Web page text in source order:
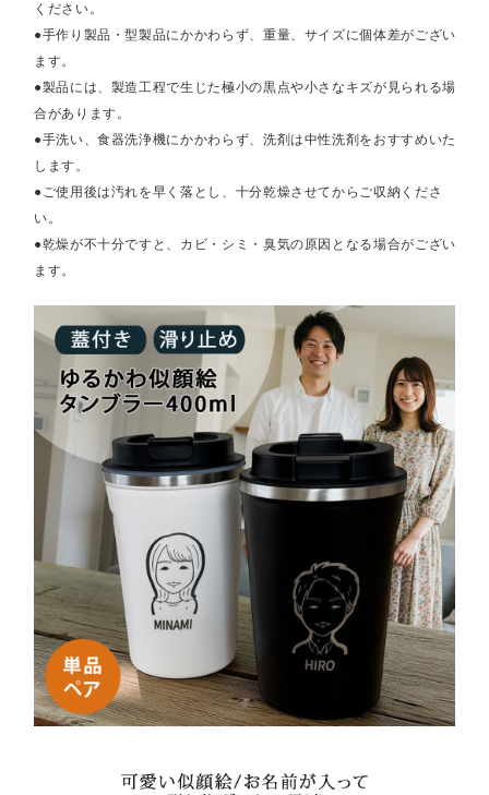
ください。
●手作り製品・型製品にかかわらず、重量、サイズに個体差がござい
ます。
●製品には、製造工程で生じた極小の黒点や小さなキズが見られる場
合があります。
●手洗い、食器洗浄機にかかわらず、洗剤は中性洗剤をおすすめいた
します。
●ご使用後は汚れを早く落とし、十分乾燥させてからご収納くださ
い。
●乾燥が不十分ですと、カビ・シミ・臭気の原因となる場合がござい
ます。